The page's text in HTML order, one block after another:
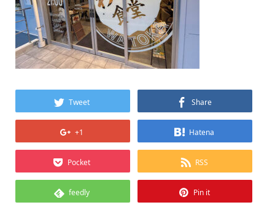
Tweet Share
+1 Hatena
Pocket RSS
feedly Pin it